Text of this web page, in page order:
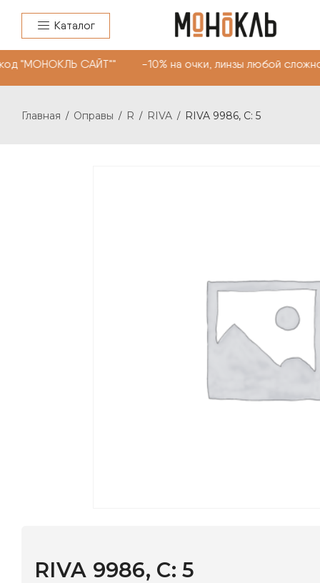
Каталог
САЙТ"" -10% на очки, линзы любой
Главная / Оправы / R / RIVA / RIVA 9986, С: 5
3–5 дней | Промокод